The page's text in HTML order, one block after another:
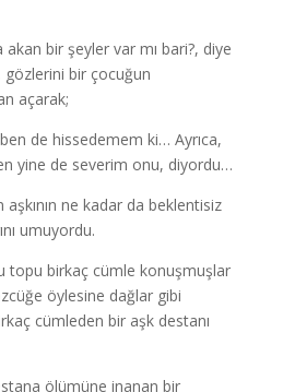
bir şeyler var mı bari?, diye
gözlerini bir çocuğun
açarak;
de hissedemem ki… Ayrıca,
yine de severim onu, diyordu…
ne kadar da beklentisiz
umuyordu.
topu birkaç cümle konuşmuşlar
öylesine dağlar gibi
cümleden bir aşk destanı
ölümüne inanan bir